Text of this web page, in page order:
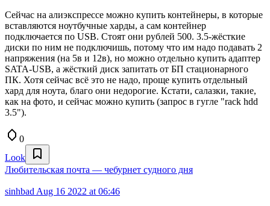
Сейчас на алиэкспрессе можно купить контейнеры, в которые
вставляются ноутбучные харды, а сам контейнер
подключается по USB. Стоят они рублей 500. 3.5-жёсткие
диски по ним не подключишь, потому что им надо подавать 2
напряжения (на 5в и 12в), но можно отдельно купить адаптер
SATA-USB, а жёсткий диск запитать от БП стационарного
ПК. Хотя сейчас всё это не надо, проще купить отдельный
хард для ноута, благо они недорогие. Кстати, салазки, такие,
как на фото, и сейчас можно купить (запрос в гугле "rack hdd
3.5").
0
Look
Любительская почта — чебурнет судного дня
sinhbad Aug 16 2022 at 06:46